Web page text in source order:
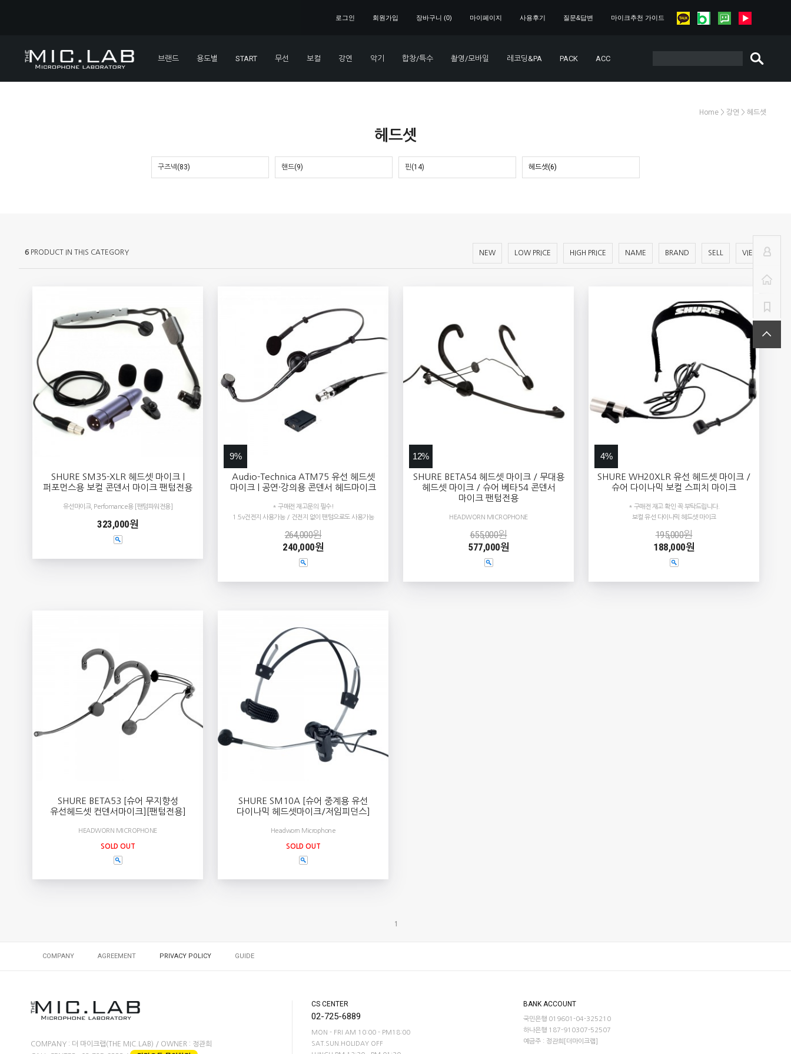
로그인 회원가입 장바구니 (0) 마이페이지 사용후기 질문&답변 마이크추천 가이드
브랜드 용도별 START 무선 보컬 강연 악기 합창/특수 촬영/모바일 레코딩&PA PACK ACC
Home > 강연 > 헤드셋
헤드셋
구즈넥(83) 핸드(9) 핀(14) 헤드셋(6)
6 PRODUCT IN THIS CATEGORY NEW LOW PRICE HIGH PRICE NAME BRAND SELL VIEW
SHURE SM35-XLR 헤드셋 마이크 |
퍼포먼스용 보컬 콘덴서 마이크 팬텀전용
유선마이크, Perfomance용 [팬텀파워전용]
323,000원
9%
Audio-Technica ATM75 유선 헤드셋
마이크 | 공연·강의용 콘덴서 헤드마이크
* 구매전 재고문의 필수!
1.5v건전지 사용가능 / 건전지 없이 팬텀으로도 사용가능
264,000원
240,000원
12%
SHURE BETA54 헤드셋 마이크 / 무대용
헤드셋 마이크 / 슈어 베타54 콘덴서
마이크 팬텀전용
HEADWORN MICROPHONE
655,000원
577,000원
4%
SHURE WH20XLR 유선 헤드셋 마이크 /
슈어 다이나믹 보컬 스피치 마이크
* 구매전 재고 확인 꼭 부탁드립니다.
보컬 유선 다이나믹 헤드셋 마이크
195,000원
188,000원
SHURE BETA53 [슈어 무지향성
유선헤드셋 컨덴서마이크][팬텀전용]
HEADWORN MICROPHONE
SOLD OUT
SHURE SM10A [슈어 중계용 유선
다이나믹 헤드셋마이크/저임피던스]
Headworn Microphone
SOLD OUT
1
COMPANY AGREEMENT PRIVACY POLICY GUIDE
COMPANY : 더 마이크랩(THE MIC.LAB) / OWNER : 정관희
CS CENTER
02-725-6889
MON - FRI AM 10:00 - PM18:00
SAT.SUN.HOLIDAY OFF
BANK ACCOUNT
국민은행 019601-04-325210
하나은행 187-910307-52507
예금주 : 정관희[더마이크랩]